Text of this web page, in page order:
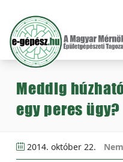
Meddig
egy peres ügy?
2014. október 22.